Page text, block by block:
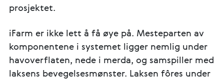
prosjektet.
iFarm er ikke lett å få øye på. Mesteparten av
komponentene i systemet ligger nemlig under
havoverflaten, nede i merda, og samspiller med
laksens bevegelsesmønster. Laksen fôres under